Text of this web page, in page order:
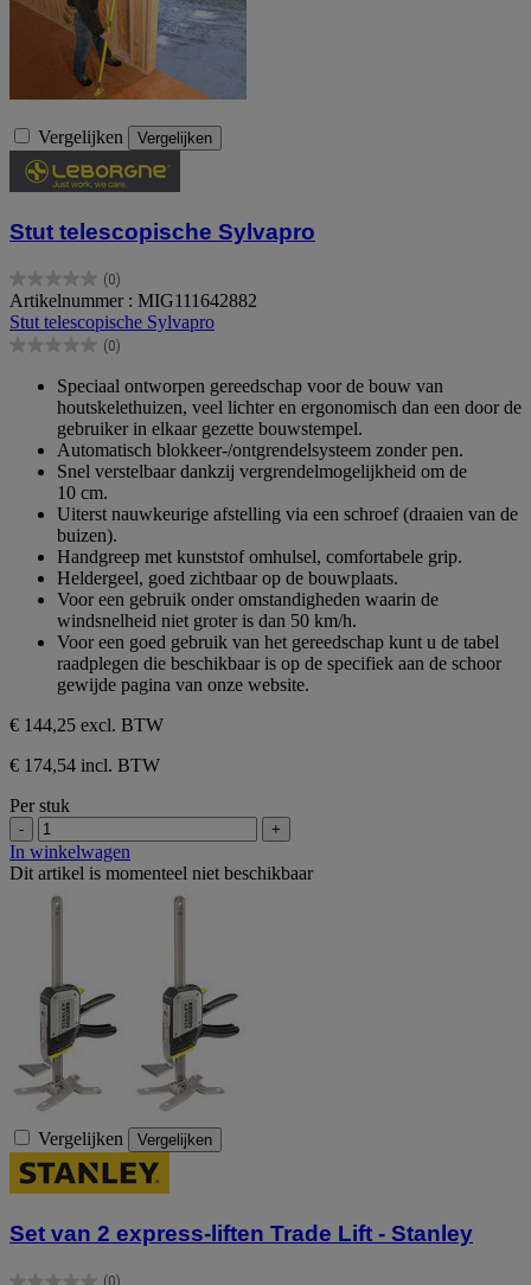
Vergelijken Vergelijken
Stut telescopische Sylvapro
(0)
0.0
van
de
5
Artikelnummer : MIG111642882
Stut telescopische Sylvapro
(0)
0.0
sterren.
Speciaal ontworpen gereedschap voor de bouw van
houtskelethuizen, veel lichter en ergonomisch dan een door de
gebruiker in elkaar gezette bouwstempel.
Automatisch blokkeer-/ontgrendelsysteem zonder pen.
Snel verstelbaar dankzij vergrendelmogelijkheid om de
10 cm.
Uiterst nauwkeurige afstelling via een schroef (draaien van de
buizen).
Handgreep met kunststof omhulsel, comfortabele grip.
Heldergeel, goed zichtbaar op de bouwplaats.
Voor een gebruik onder omstandigheden waarin de
windsnelheid niet groter is dan 50 km/h.
Voor een goed gebruik van het gereedschap kunt u de tabel
raadplegen die beschikbaar is op de specifiek aan de schoor
gewijde pagina van onze website.
€ 144,25 excl. BTW
€ 174,54 incl. BTW
Per stuk
- +
In winkelwagen
Dit artikel is momenteel niet beschikbaar
Vergelijken Vergelijken
Set van 2 express-liften Trade Lift - Stanley
(0)